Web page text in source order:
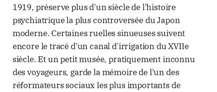
1919, préserve plus d'un siècle de l'histoire
psychiatrique la plus controversée du Japon
moderne. Certaines ruelles sinueuses suivent
encore le tracé d'un canal d'irrigation du XVIIe
siècle. Et un petit musée, pratiquement inconnu
des voyageurs, garde la mémoire de l'un des
réformateurs sociaux les plus importants de